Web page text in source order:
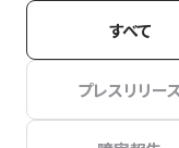
すべて
プレスリリー